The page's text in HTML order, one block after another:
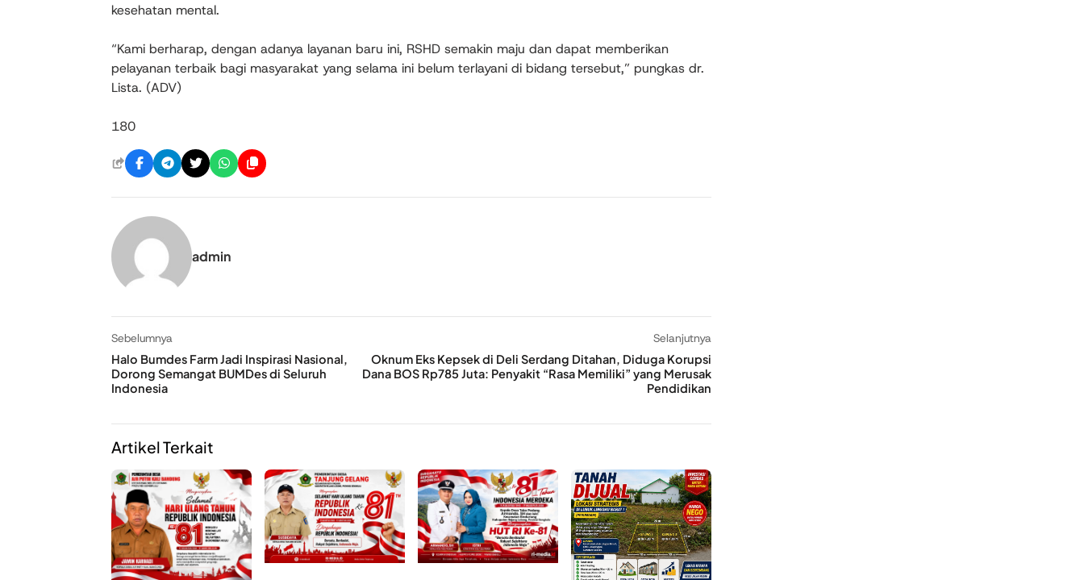
kesehatan mental.
“Kami berharap, dengan adanya layanan baru ini, RSHD semakin maju dan dapat memberikan
pelayanan terbaik bagi masyarakat yang selama ini belum terlayani di bidang tersebut,” pungkas dr.
Lista. (ADV)
180
admin
Sebelumnya
Halo Bumdes Farm Jadi Inspirasi Nasional,
Dorong Semangat BUMDes di Seluruh
Indonesia
Selanjutnya
Oknum Eks Kepsek di Deli Serdang Ditahan, Diduga Korupsi
Dana BOS Rp785 Juta: Penyakit “Rasa Memiliki” yang Merusak
Pendidikan
Artikel Terkait